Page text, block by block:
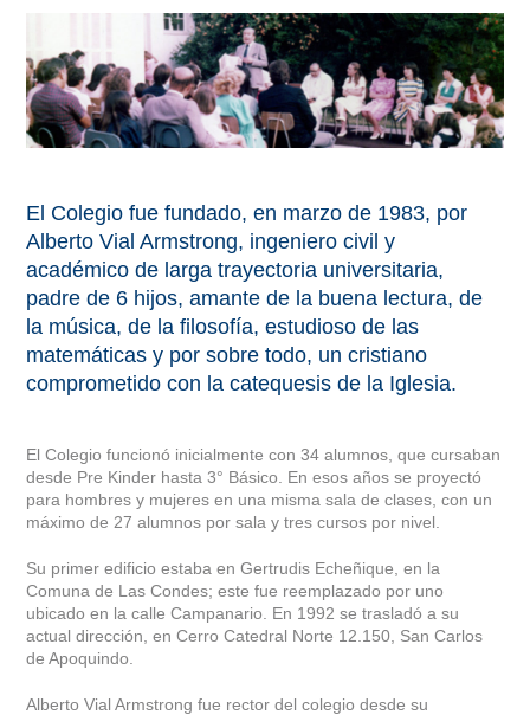
El Colegio fue fundado, en marzo de 1983, por
Alberto Vial Armstrong, ingeniero civil y
académico de larga trayectoria universitaria,
padre de 6 hijos, amante de la buena lectura, de
la música, de la filosofía, estudioso de las
matemáticas y por sobre todo, un cristiano
comprometido con la catequesis de la Iglesia.
El Colegio funcionó inicialmente con 34 alumnos, que cursaban
desde Pre Kinder hasta 3° Básico. En esos años se proyectó
para hombres y mujeres en una misma sala de clases, con un
máximo de 27 alumnos por sala y tres cursos por nivel.
Su primer edificio estaba en Gertrudis Echeñique, en la
Comuna de Las Condes; este fue reemplazado por uno
ubicado en la calle Campanario. En 1992 se trasladó a su
actual dirección, en Cerro Catedral Norte 12.150, San Carlos
de Apoquindo.
Alberto Vial Armstrong fue rector del colegio desde su